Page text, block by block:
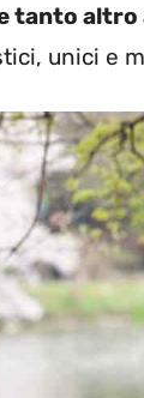
tanto
unici e